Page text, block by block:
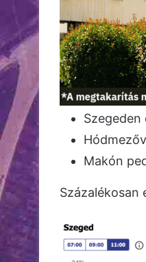
Szegeden
Makón
Százalékosan